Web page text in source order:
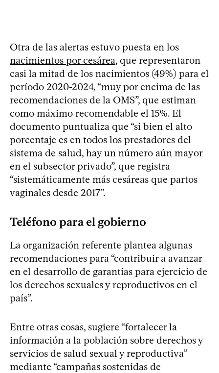
Otra de las alertas estuvo puesta en los
nacimientos por cesárea, que representaron
casi la mitad de los nacimientos (49%) para el
período 2020-2024, “muy por encima de las
recomendaciones de la OMS”, que estiman
como máximo recomendable el 15%. El
documento puntualiza que “si bien el alto
porcentaje es en todos los prestadores del
sistema de salud, hay un número aún mayor
en el subsector privado”, que registra
“sistemáticamente más cesáreas que partos
vaginales desde 2017”.
Teléfono para el gobierno
La organización referente plantea algunas
recomendaciones para “contribuir a avanzar
en el desarrollo de garantías para ejercicio de
los derechos sexuales y reproductivos en el
país”.
Entre otras cosas, sugiere “fortalecer la
información a la población sobre derechos y
servicios de salud sexual y reproductiva”
mediante “campañas sostenidas de